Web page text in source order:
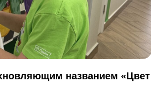
названием «Цвет